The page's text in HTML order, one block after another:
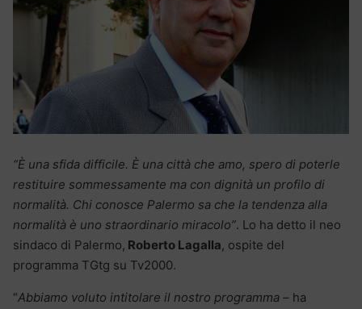
“È una sfida difficile. È una città che amo, spero di poterle
restituire sommessamente ma con dignità un profilo di
normalità. Chi conosce Palermo sa che la tendenza alla
normalità è uno straordinario miracolo”. Lo ha detto il neo
sindaco di Palermo, Roberto Lagalla, ospite del
programma TGtg su Tv2000.
“Abbiamo voluto intitolare il nostro programma – ha